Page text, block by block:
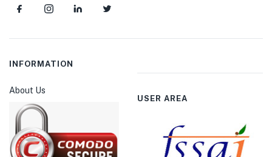
INFORMATION
About Us
USER AREA